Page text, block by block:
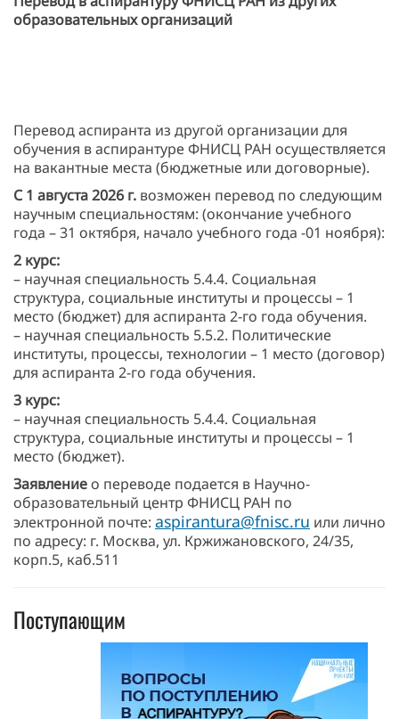
образовательных организаций
Перевод аспиранта из другой организации для
обучения в аспирантуре ФНИСЦ РАН осуществляется
на вакантные места (бюджетные или договорные).
С 1 августа 2026 г. возможен перевод по следующим
научным специальностям: (окончание учебного
года – 31 октября, начало учебного года -01 ноября):
2 курс:
– научная специальность 5.4.4. Социальная
структура, социальные институты и процессы – 1
место (бюджет) для аспиранта 2-го года обучения.
– научная специальность 5.5.2. Политические
институты, процессы, технологии – 1 место (договор)
для аспиранта 2-го года обучения.
3 курс:
– научная специальность 5.4.4. Социальная
структура, социальные институты и процессы – 1
место (бюджет).
Заявлениео переводе подается в Научно-
образовательный центр ФНИСЦ РАН по
электронной почте: aspirantura@fnisc.ru или лично
по адресу: г. Москва, ул. Кржижановского, 24/35,
корп.5, каб.511
Поступающим